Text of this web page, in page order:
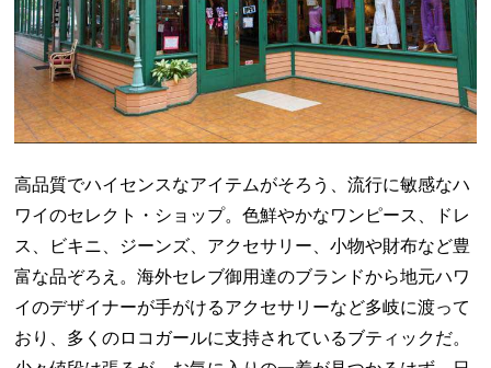
高品質でハイセンスなアイテムがそろう、流行に敏感なハ
ワイのセレクト・ショップ。色鮮やかなワンピース、ドレ
ス、ビキニ、ジーンズ、アクセサリー、小物や財布など豊
富な品ぞろえ。海外セレブ御用達のブランドから地元ハワ
イのデザイナーが手がけるアクセサリーなど多岐に渡って
おり、多くのロコガールに支持されているブティックだ。